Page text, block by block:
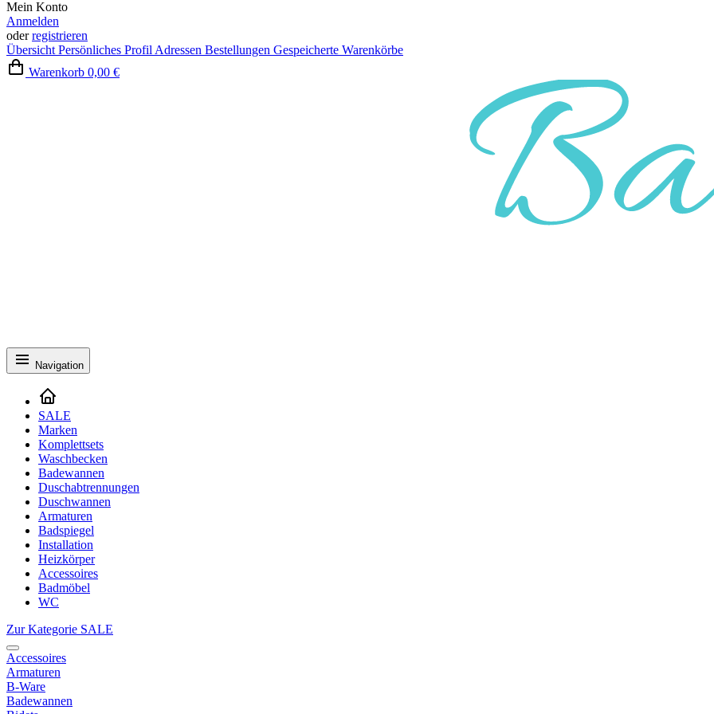
Mein Konto
Anmelden
oderregistrieren
Übersicht Persönliches Profil Adressen Bestellungen Gespeicherte Warenkörbe
Warenkorb 0,00 €
Navigation
SALE
Marken
Komplettsets
Waschbecken
Badewannen
Duschabtrennungen
Duschwannen
Armaturen
Badspiegel
Installation
Heizkörper
Accessoires
Badmöbel
WC
Zur Kategorie SALE
Accessoires
Armaturen
B-Ware
Badewannen